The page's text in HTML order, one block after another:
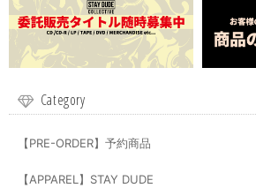
Category
【PRE-ORDER】予約商品
【APPAREL】STAY DUDE